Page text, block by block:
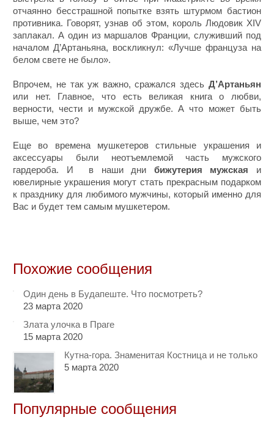
отчаянно бесстрашной попытке взять штурмом бастион
противника. Говорят, узнав об этом, король Людовик XIV
заплакал. А один из маршалов Франции, служивший под
началом Д’Артаньяна, воскликнул: «Лучше француза на
белом свете не было».
Впрочем, не так уж важно, сражался здесь Д’Артаньян
или нет. Главное, что есть великая книга о любви,
верности, чести и мужской дружбе. А что может быть
выше, чем это?
Еще во времена мушкетеров стильные украшения и
аксессуары были неотъемлемой часть мужского
гардероба. И в наши дни бижутерия мужская и
ювелирные украшения могут стать прекрасным подарком
к празднику для любимого мужчины, который именно для
Вас и будет тем самым мушкетером.
Похожие сообщения
Один день в Будапеште. Что посмотреть?
23 марта 2020
Злата улочка в Праге
15 марта 2020
Кутна-гора. Знаменитая Костница и не только
5 марта 2020
Популярные сообщения